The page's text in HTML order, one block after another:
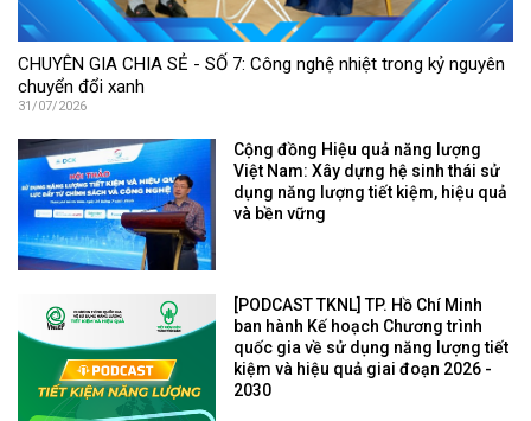
Cộng đồng Hiệu quả năng lượng
Việt Nam: Xây dựng hệ sinh thái sử
dụng năng lượng tiết kiệm, hiệu quả
[PODCAST TKNL] TP. Hồ Chí Minh
ban hành Kế hoạch Chương trình